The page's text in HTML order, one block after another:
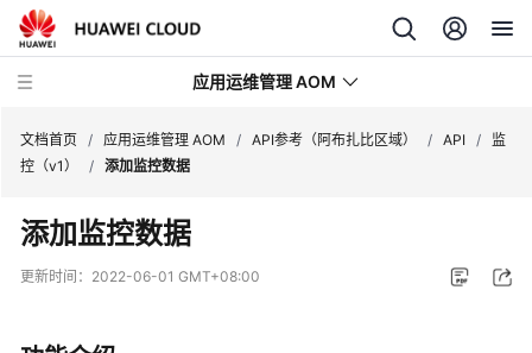
应用运维管理 AOM
最
新
动
产
文档首页 / 应用运维管理 AOM / API参考（阿布扎比区域） / API /
监
控（v1）
/ 添加监控数据
添加监控数据
更新时间： 2022-06-01 GMT+08:00